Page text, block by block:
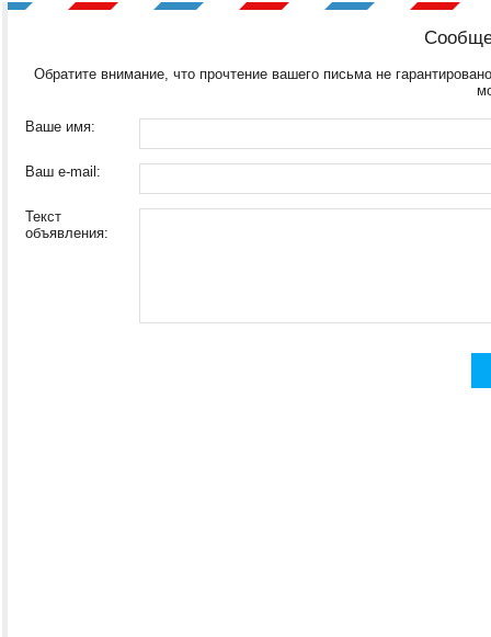
Обратите внимание, что прочтение вашего письма не
Ваше имя:
Ваш e-mail:
Текст
объявления: